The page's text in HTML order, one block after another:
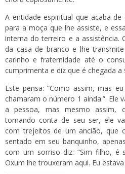
A entidade espiritual que acaba de
para a moça que lhe assiste, e
interna do terreiro e a assistência.
da casa de branco e lhe
carinho e fraternidade até o
cumprimenta e diz que é chegada a
Este pensa: “Como assim, mas
chamaram o número 1 ainda.”. Ele
a pessoa, mas mesmo
tomando conta de seu ser, ele
com trejeitos de um ancião, que
sentado em seu banquinho,
com um sorriso diz: “Sim filho, é
Oxum lhe trouxeram aqui. Eu